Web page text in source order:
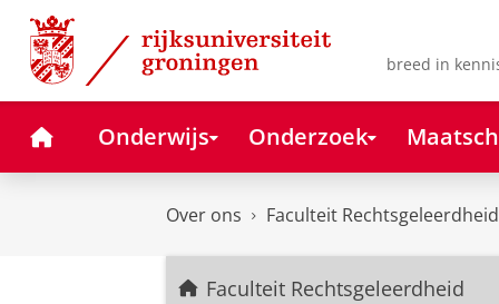
Skip
Content
Skip
Navigation
breed in
HomeOnderwijs Onderzoek
Over ons Faculteit Rechtsgeleerdheid
Faculteit Rechtsgeleerdheid